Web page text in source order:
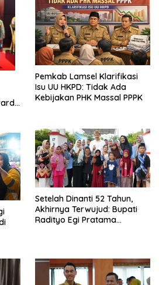
Pemkab Lamsel Klarifikasi
Isu UU HKPD: Tidak Ada
Kebijakan PHK Massal PPPK
Setelah Dinanti 52 Tahun,
Akhirnya Terwujud: Bupati
Radityo Egi Pratama